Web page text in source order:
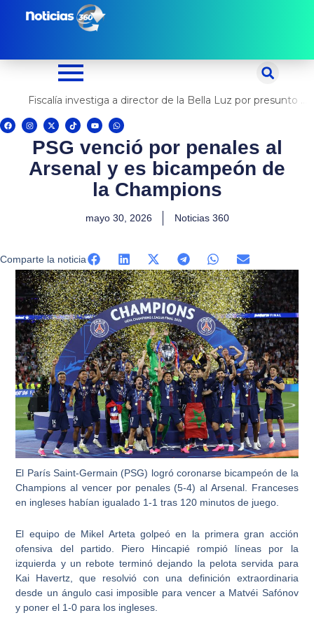
Fiscalía investiga a director de la Bella Luz por presunto abuso contra cantante Naldy Saldaña
F
a
c
I
n
s
r
a
X
-
t
w
i
t
e
T
i
k
t
o
Y
o
u
t
u
b
e
W
h
a
t
s
p
p
PSG venció por penales al
Arsenal y es bicampeón de
la Champions
mayo 30, 2026 Noticias 360
Comparte la noticia
El París Saint-Germain (PSG) logró coronarse bicampeón de la
Champions al vencer por penales (5-4) al Arsenal. Franceses
en ingleses habían igualado 1-1 tras 120 minutos de juego.
El equipo de Mikel Arteta golpeó en la primera gran acción
ofensiva del partido. Piero Hincapié rompió líneas por la
izquierda y un rebote terminó dejando la pelota servida para
Kai Havertz, que resolvió con una definición extraordinaria
desde un ángulo casi imposible para vencer a Matvéi Safónov
y poner el 1-0 para los ingleses.